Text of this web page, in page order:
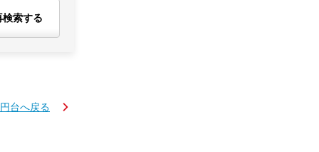
検索する
台へ戻る